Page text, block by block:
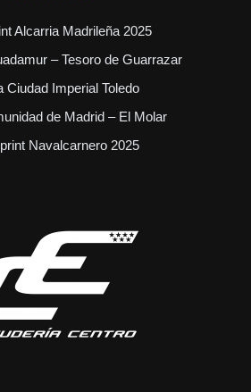
Alcarria Madrileña 2025
– Tesoro de Guarrazar
Ciudad Imperial Toledo
de Madrid – El Molar
Navalcarnero 2025